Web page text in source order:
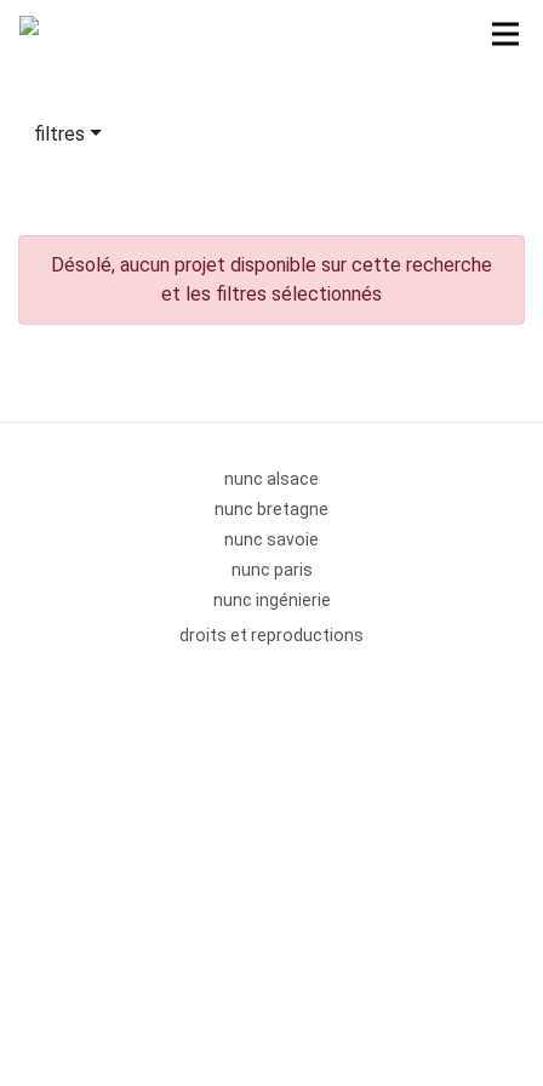
filtres
Désolé, aucun projet disponible sur cette recherche
et les filtres sélectionnés
nunc alsace
nunc bretagne
nunc savoie
nunc paris
nunc ingénierie
droits et reproductions